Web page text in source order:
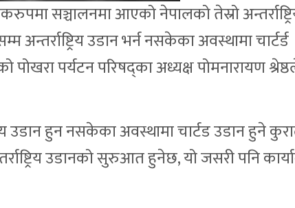
सञ्चालनमा आएको नेपालको तेस्रो
उडान भर्न नसकेका अवस्थामा चार्टर्ड
पर्यटन परिषद्का अध्यक्ष पोमनारायण
उडान हुन नसकेका अवस्थामा चार्टड उडान हुने
उडानको सुरुआत हुनेछ, यो जसरी पनि